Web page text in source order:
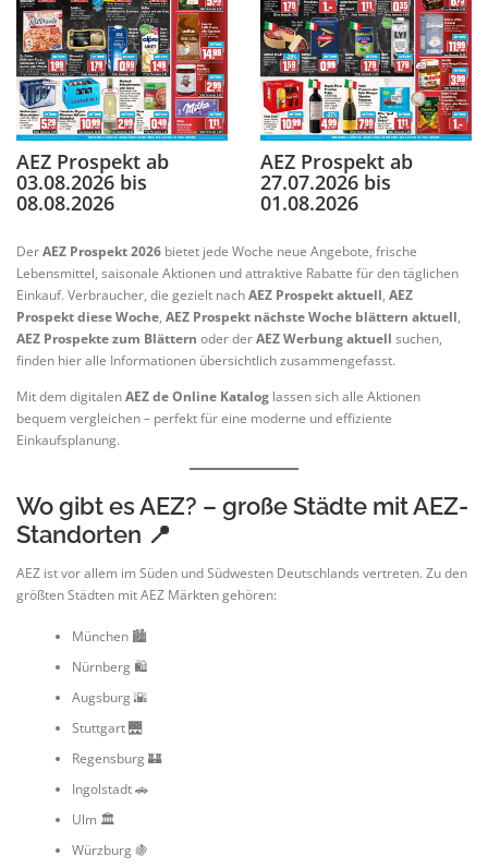
AEZ Prospekt ab
03.08.2026 bis
08.08.2026
AEZ Prospekt ab
27.07.2026 bis
01.08.2026
DerAEZ Prospekt 2026 bietet jede Woche neue Angebote, frische
Lebensmittel, saisonale Aktionen und attraktive Rabatte für den täglichen
Einkauf. Verbraucher, die gezielt nachAEZ Prospekt aktuell, AEZ
Prospekt diese Woche, AEZ Prospekt nächste Woche blättern aktuell,
AEZ Prospekte zum Blättern oder derAEZ Werbung aktuell suchen,
finden hier alle Informationen übersichtlich zusammengefasst.
Mit dem digitalenAEZ de Online Katalog lassen sich alle Aktionen
bequem vergleichen – perfekt für eine moderne und effiziente
Einkaufsplanung.
Wo gibt es AEZ? – große Städte mit AEZ-
Standorten 📍
AEZ ist vor allem im Süden und Südwesten Deutschlands vertreten. Zu den
größten Städten mit AEZ Märkten gehören:
München 🏙️
Nürnberg 🛍️
Augsburg 🌇
Stuttgart 🌉
Regensburg 🏰
Ingolstadt 🚗
Ulm 🏛️
Würzburg 🍇